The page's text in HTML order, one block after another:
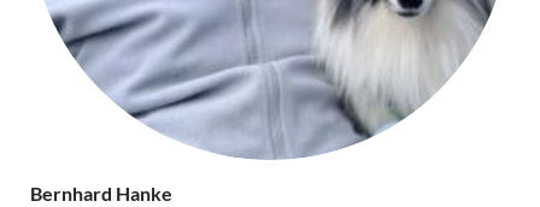
Bernhard Hanke